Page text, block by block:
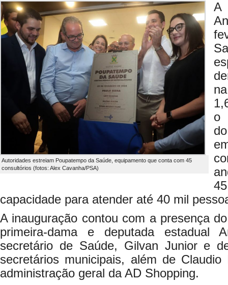
Autoridades estreiam Poupatempo da Saúde, equipamento que conta com 45
consultórios (fotos: Alex Cavanha/PSA)
A
o
capacidade para atender até 40 mil
A inauguração contou com a presença
primeira-dama e deputada estadual
secretário de Saúde, Gilvan Junior e
secretários municipais, além de
administração geral da AD Shopping.